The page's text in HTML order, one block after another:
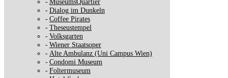
Dialog im Dunkeln
Coffee Pirates
Theseustempel
Volksgarten
Wiener Staatsoper
Alte Ambulanz (Uni Campus Wien)
Condomi Museum
Foltermuseum